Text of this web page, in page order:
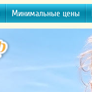
Минимальные цены